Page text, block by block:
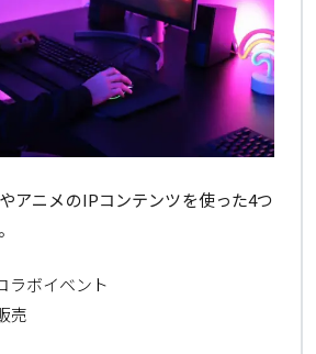
アニメのIPコンテンツを使った4つ
ラボイベント
売